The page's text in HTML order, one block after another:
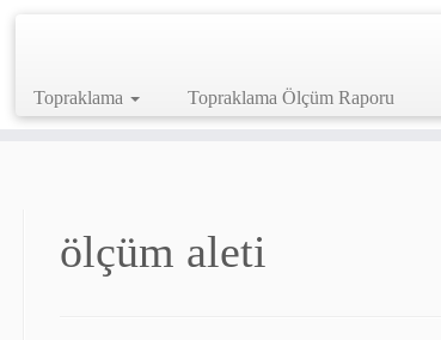
Topraklama Topraklama Ölçüm Raporu
ölçüm aleti